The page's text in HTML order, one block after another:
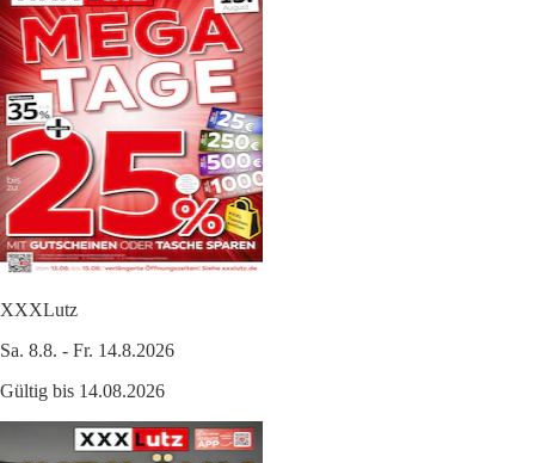
XXXLutz
Sa. 8.8. - Fr. 14.8.2026
Gültig bis 14.08.2026